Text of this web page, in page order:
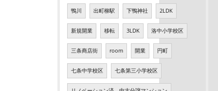
鴨川 出町柳駅 下鴨神社 2LDK
新規開業 移転 3LDK 洛中小学校区
三条商店街 room 開業 円町
七条中学校区 七条第三小学校区